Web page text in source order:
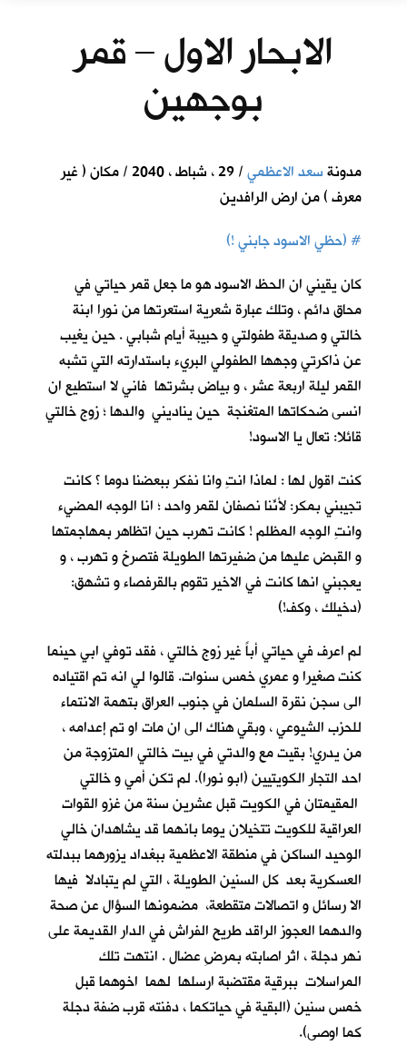
الابحار الاول – قمر
بوجهين
مدونةسعد الاعظمي
/ 29 ، شباط ، 2040 / مكان ( غير
معرف ) من ارض الرافدين
#(حظي الاسود جابني !)
كان يقيني ان الحظ الاسود هو ما جعل قمر حياتي في
محاق دائم ، وتلك عبارة شعرية استعرتها من نورا ابنة
خالتي و صديقة طفولتي و حبيبة أيام شبابي . حين يغيب
عن ذاكرتي وجهها الطفولي البريء باستدارته التي تشبه
القمر ليلة اربعة عشر ، و بياض بشرتها فاني لا استطيع ان
انسى ضحكاتها المتغنجة حين يناديني والدها ؛ زوج خالتي
قائلا: تعال يا الاسود!
كنت اقول لها : لماذا انتِ وانا نفكر ببعضنا دوما ؟ كانت
تجيبني بمكر: لأنّنا نصفانِ لقمر واحد ؛ انا الوجه المضيء
وانتِ الوجه المظلم ! كانت تهرب حين اتظاهر بمهاجمتها
و القبض عليها من ضفيرتها الطويلة فتصرخ و تهرب ، و
يعجبني انها كانت في الاخير تقوم بالقرفصاء و تشهق:
(دخيلك ، وكف!)
لم اعرف في حياتي أباً غير زوج خالتي ، فقد توفي ابي حينما
كنت صغيرا و عمري خمس سنوات. قالوا لي انه تم اقتياده
الى سجن نقرة السلمان في جنوب العراق بتهمة الانتماء
للحزب الشيوعي ، وبقي هناك الى ان مات او تم إعدامه ،
من يدري! بقيت مع والدتي في بيت خالتي المتزوجة من
احد التجار الكويتيين (ابو نورا). لم تكن أمي و خالتي
المقيمتان في الكويت قبل عشرين سنة من غزو القوات
العراقية للكويت تتخيلان يوما بانهما قد يشاهدان خالي
الوحيد الساكن في منطقة الاعظمية ببغداد يزورهما ببدلته
العسكرية بعد كل السنين الطويلة ، التي لم يتبادلا فيها
الا رسائل و اتصالات متقطعة، مضمونها السؤال عن صحة
والدهما العجوز الراقد طريح الفراش في الدار القديمة على
نهر دجلة ، اثر اصابته بمرضِ عضال . انتهت تلك
المراسلات ببرقية مقتضبة ارسلها لهما اخوهما قبل
خمس سنين (البقية في حياتكما ، دفنته قرب ضفة دجلة
كما اوصى).